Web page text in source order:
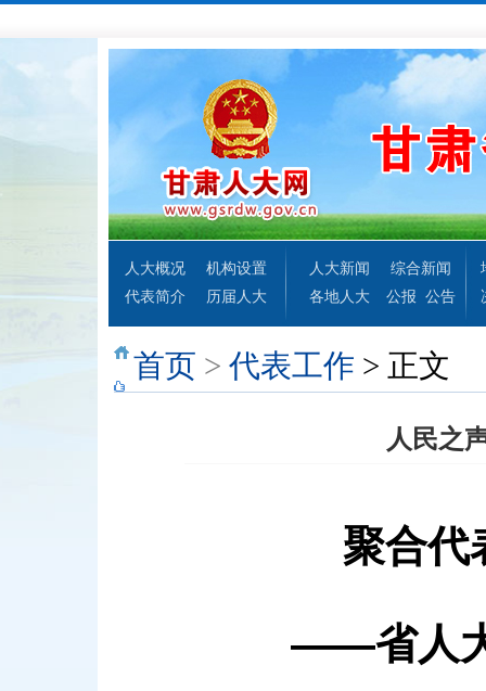
人大概况
机构设置
代表简介
历届人大
人大新闻
综合新闻
各地人大
公报 公告
首页 > 代表工作 > 正文
人民之
聚合代表
——省人大